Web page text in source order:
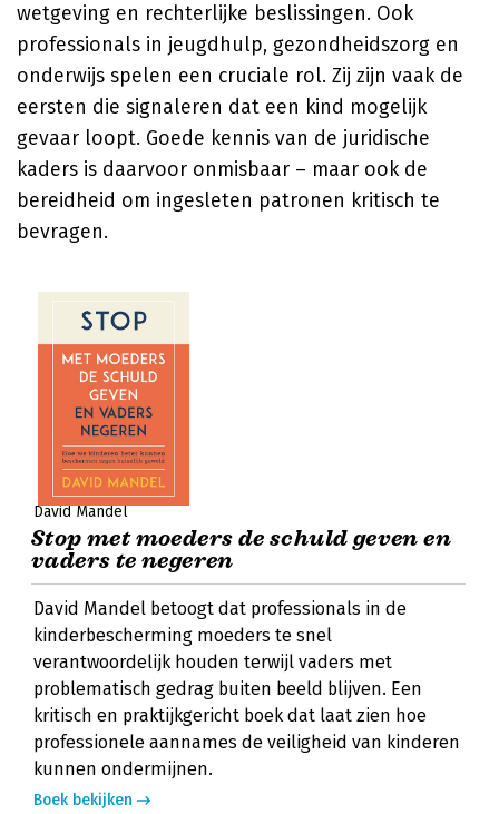
wetgeving en rechterlijke beslissingen. Ook
professionals in jeugdhulp, gezondheidszorg en
onderwijs spelen een cruciale rol. Zij zijn vaak de
eersten die signaleren dat een kind mogelijk
gevaar loopt. Goede kennis van de juridische
kaders is daarvoor onmisbaar – maar ook de
bereidheid om ingesleten patronen kritisch te
bevragen.
David Mandel
Stop met moeders de schuld geven en
vaders te negeren
David Mandel betoogt dat professionals in de
kinderbescherming moeders te snel
verantwoordelijk houden terwijl vaders met
problematisch gedrag buiten beeld blijven. Een
kritisch en praktijkgericht boek dat laat zien hoe
professionele aannames de veiligheid van kinderen
kunnen ondermijnen.
Boek bekijken